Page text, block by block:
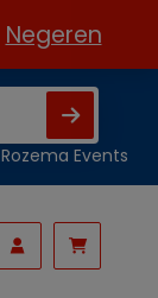
Negeren
Rozema Events